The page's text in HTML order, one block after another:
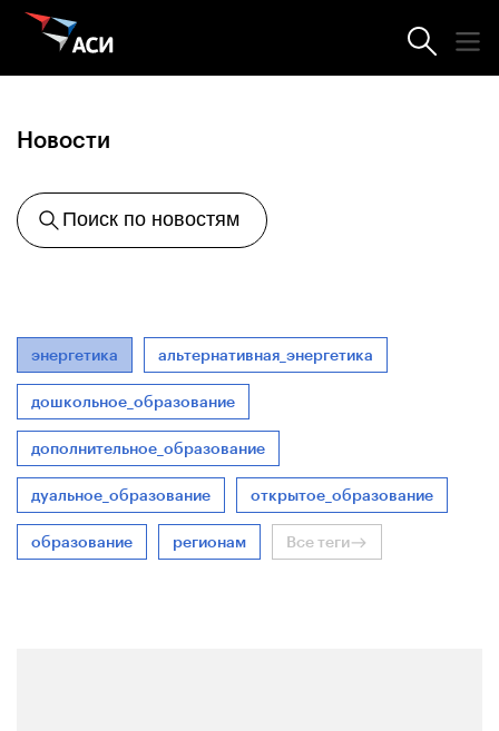
Агентство
Новости
Поиск по новостям
энергетика альтернативная_энергетика
дошкольное_образование
дополнительное_образование
дуальное_образование открытое_образование
образование регионам Все теги